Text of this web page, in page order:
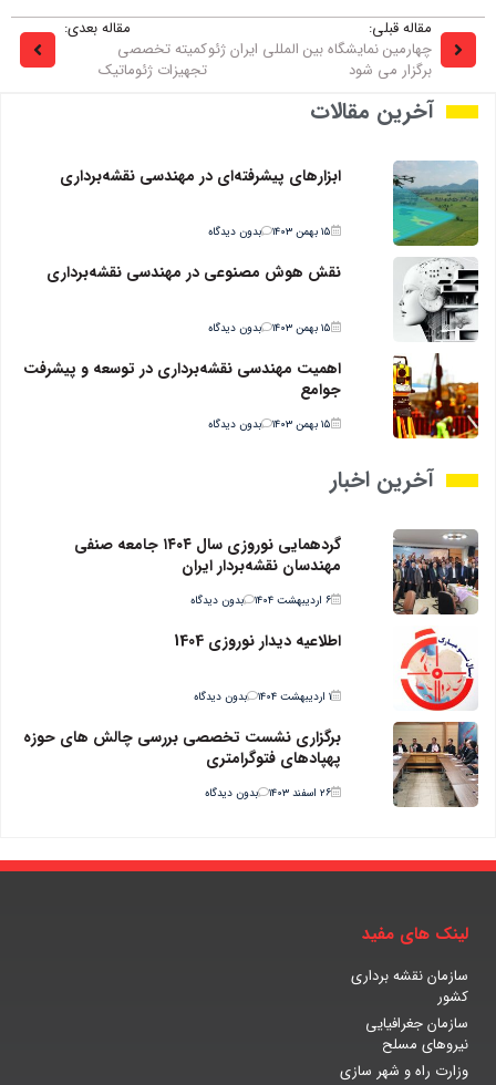
مقاله قبلی:
چهارمین نمایشگاه بین المللی ایران ژئو
برگزار می شود
مقاله بعدی:
کمیته تخصصی
تجهیزات ژئوماتیک
آخرین مقالات
ابزارهای پیشرفته‌ای در مهندسی نقشه‌برداری
۱۵ بهمن ۱۴۰۳ بدون دیدگاه
نقش هوش مصنوعی در مهندسی نقشه‌برداری
۱۵ بهمن ۱۴۰۳ بدون دیدگاه
اهمیت مهندسی نقشه‌برداری در توسعه و پیشرفت
جوامع
۱۵ بهمن ۱۴۰۳ بدون دیدگاه
آخرین اخبار
گردهمایی نوروزی سال ۱۴۰۴ جامعه صنفی
مهندسان نقشه‌بردار ایران
۶ اردیبهشت ۱۴۰۴ بدون دیدگاه
اطلاعیه دیدار نوروزی 1404
۱ اردیبهشت ۱۴۰۴ بدون دیدگاه
برگزاری نشست تخصصی بررسی چالش های حوزه
پهپادهای فتوگرامتری
۲۶ اسفند ۱۴۰۳ بدون دیدگاه
لینک های مفید
سازمان نقشه برداری
کشور
سازمان جغرافیایی
نیروهای مسلح
وزارت راه و شهر سازی